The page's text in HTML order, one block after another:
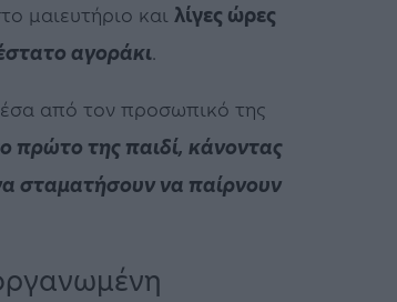
μαιευτήριο και λίγες ώρες
αγοράκι.
από τον προσωπικό της
πρώτο της παιδί, κάνοντας
σταματήσουν να παίρνουν